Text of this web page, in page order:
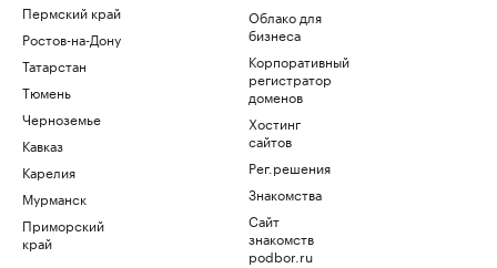
Пермский край
Ростов-на-Дону
Татарстан
Тюмень
Черноземье
Кавказ
Карелия
Мурманск
Приморский
край
Облако для
бизнеса
Корпоративный
регистратор
доменов
Хостинг
сайтов
Рег.решения
Знакомства
Сайт
знакомств
podbor.ru